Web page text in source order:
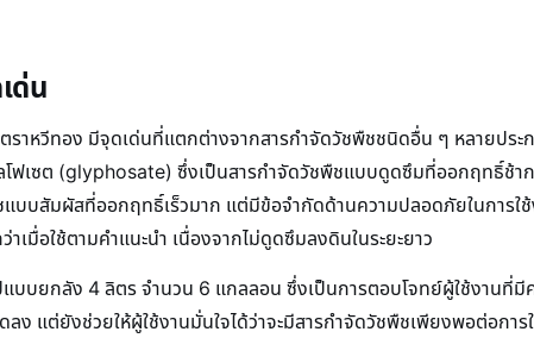
ด่น
าหวีทอง มีจุดเด่นที่แตกต่างจากสารกำจัดวัชพืชชนิดอื่น ๆ หลายประก
ฟเซต (glyphosate) ซึ่งเป็นสารกำจัดวัชพืชแบบดูดซึมที่ออกฤทธิ์ช้าก
บสัมผัสที่ออกฤทธิ์เร็วมาก แต่มีข้อจำกัดด้านความปลอดภัยในการใช้
มื่อใช้ตามคำแนะนำ เนื่องจากไม่ดูดซึมลงดินในระยะยาว
บยกลัง 4 ลิตร จำนวน 6 แกลลอน ซึ่งเป็นการตอบโจทย์ผู้ใช้งานที่มี
แต่ยังช่วยให้ผู้ใช้งานมั่นใจได้ว่าจะมีสารกำจัดวัชพืชเพียงพอต่อกา